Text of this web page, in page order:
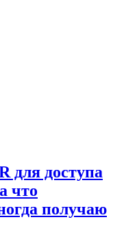
для доступа
что
получаю